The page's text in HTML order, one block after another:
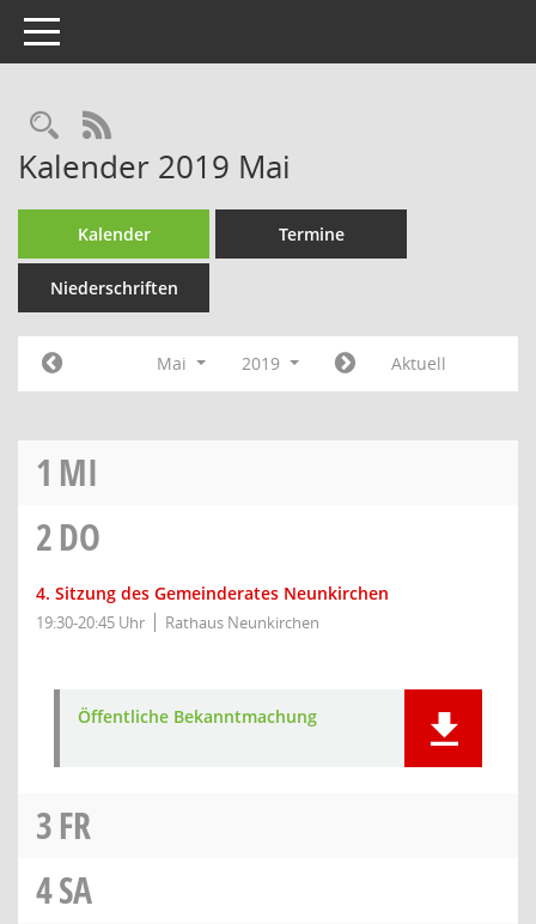
Toggle navigation
RSS-Feed
Kalender 2019 Mai
Kalender Termine
Niederschriften
Mai 2019 Aktuell
1 MI
2DO
4. Sitzung des Gemeinderates Neunkirchen
19:30-20:45 Uhr Rathaus Neunkirchen
Öffentliche Bekanntmachung
3FR
4SA